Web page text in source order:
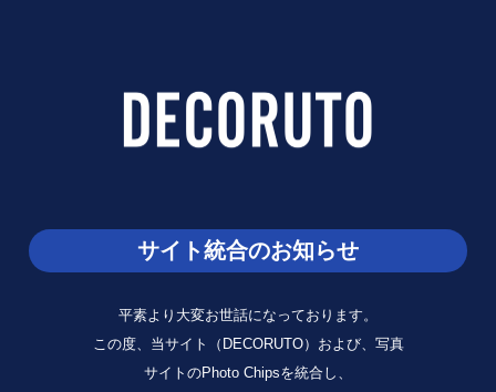
サイト統合のお知らせ
平素より大変お世話になっております。
この度、当サイト（DECORUTO）および、写真
サイトのPhoto Chipsを統合し、